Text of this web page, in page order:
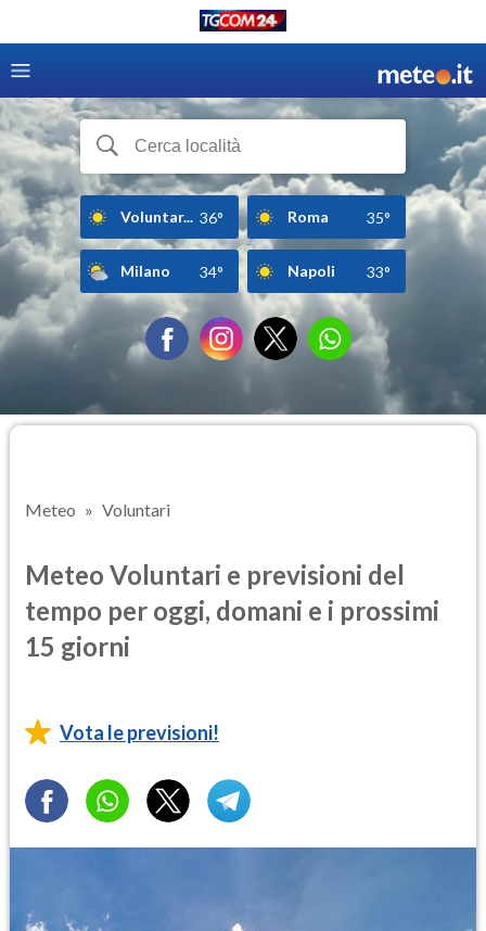
Voluntar... 36° Roma 35°
Milano 34° Napoli 33°
Meteo Voluntari
Meteo Voluntari e previsioni del
tempo per oggi, domani e i prossimi
15 giorni
Vota le previsioni!